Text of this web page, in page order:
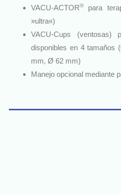
VACU-ACTOR®para
»ultra«)
VACU-Cups
disponibles en 4
mm, Ø 62 mm)
Manejo opcional mediante